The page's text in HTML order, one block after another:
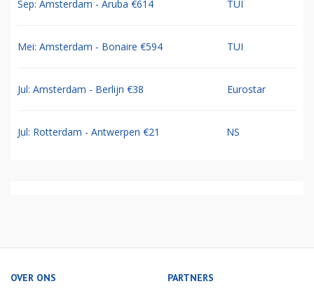
Sep: Amsterdam - Aruba €614 TUI
Mei: Amsterdam - Bonaire €594 TUI
Jul: Amsterdam - Berlijn €38 Eurostar
Jul: Rotterdam - Antwerpen €21 NS
OVER ONS PARTNERS